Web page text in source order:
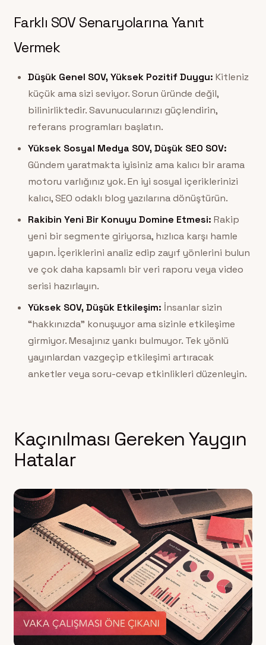
Farklı SOV Senaryolarına Yanıt
Vermek
Düşük Genel SOV, Yüksek Pozitif Duygu: Kitleniz
küçük ama sizi seviyor. Sorun üründe değil,
bilinirliktedir. Savunucularınızı güçlendirin,
referans programları başlatın.
Yüksek Sosyal Medya SOV, Düşük SEO SOV:
Gündem yaratmakta iyisiniz ama kalıcı bir arama
motoru varlığınız yok. En iyi sosyal içeriklerinizi
kalıcı, SEO odaklı blog yazılarına dönüştürün.
Rakibin Yeni Bir Konuyu Domine Etmesi: Rakip
yeni bir segmente giriyorsa, hızlıca karşı hamle
yapın. İçeriklerini analiz edip zayıf yönlerini bulun
ve çok daha kapsamlı bir veri raporu veya video
serisi hazırlayın.
Yüksek SOV, Düşük Etkileşim: İnsanlar sizin
“hakkınızda” konuşuyor ama sizinle etkileşime
girmiyor. Mesajınız yankı bulmuyor. Tek yönlü
yayınlardan vazgeçip etkileşimi artıracak
anketler veya soru-cevap etkinlikleri düzenleyin.
Kaçınılması Gereken Yaygın
Hatalar